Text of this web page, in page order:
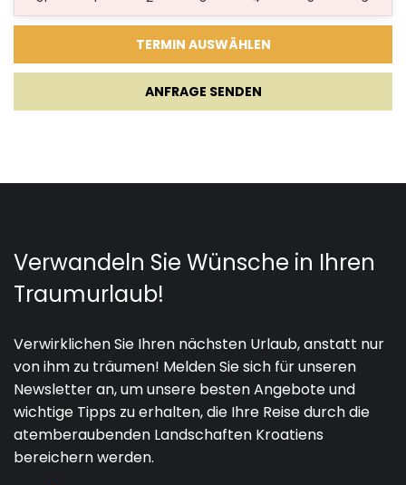
03.07.2027. 20.08.2027. 7 439 €
21.08.2027. 27.08.2027. 7 317 €
18.09.2027. 02.10.2027. 6 220 €
ANFRAGE SENDEN